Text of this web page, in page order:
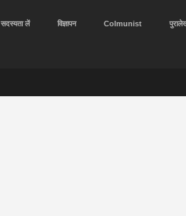
सदस्यता लें विज्ञापन Colmunist